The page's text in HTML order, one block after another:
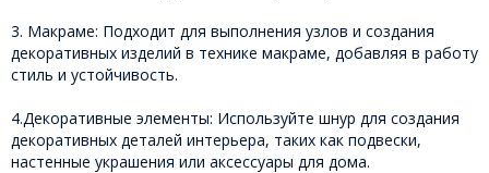
3. Макраме: Подходит для выполнения узлов и создания
декоративных изделий в технике макраме, добавляя в работу
стиль и устойчивость.
4.Декоративные элементы: Используйте шнур для создания
декоративных деталей интерьера, таких как подвески,
настенные украшения или аксессуары для дома.